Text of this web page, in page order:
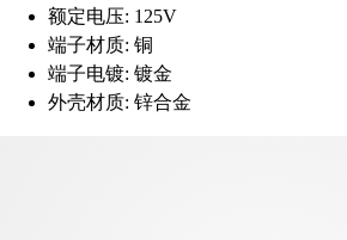
额定电压: 125V
端子材质: 铜
端子电镀: 镀金
外壳材质: 锌合金